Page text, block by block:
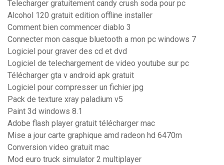
Telecharger gratuitement candy crush soda pour pc
Alcohol 120 gratuit edition offline installer
Comment bien commencer diablo 3
Connecter mon casque bluetooth a mon pc windows 7
Logiciel pour graver des cd et dvd
Logiciel de telechargement de video youtube sur pc
Télécharger gta v android apk gratuit
Logiciel pour compresser un fichier jpg
Pack de texture xray paladium v5
Paint 3d windows 8.1
Adobe flash player gratuit télécharger mac
Mise a jour carte graphique amd radeon hd 6470m
Conversion video gratuit mac
Mod euro truck simulator 2 multiplayer